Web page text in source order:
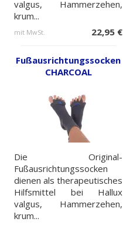
valgus, Hammerzehen,
krum...
mit MwSt. 22,95 €
Fußausrichtungssocken
CHARCOAL
Die Original-
Fußausrichtungssocken
dienen als therapeutisches
Hilfsmittel bei Hallux
valgus, Hammerzehen,
krum...